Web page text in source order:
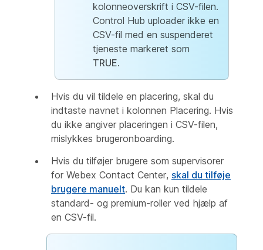
kolonneoverskrift i CSV-filen.
Control Hub uploader ikke en
CSV-fil med en suspenderet
tjeneste markeret som
TRUE.
Hvis du vil tildele en placering, skal du
indtaste navnet i kolonnen Placering. Hvis
du ikke angiver placeringen i CSV-filen,
mislykkes brugeronboarding.
Hvis du tilføjer brugere som supervisorer
for Webex Contact Center, skal du tilføje
brugere manuelt. Du kan kun tildele
standard- og premium-roller ved hjælp af
en CSV-fil.